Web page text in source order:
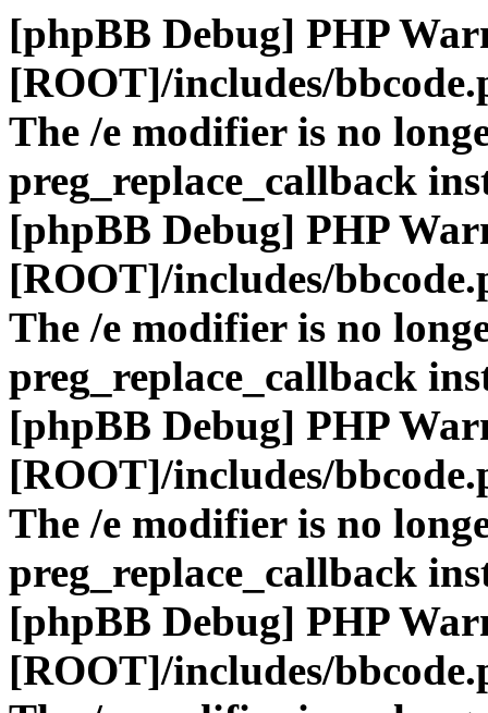
[phpBB Debug] PHP
[ROOT]/includes/
The /e modifier is no
preg_replace_callback
[phpBB Debug] PHP
[ROOT]/includes/
The /e modifier is no
preg_replace_callback
[phpBB Debug] PHP
[ROOT]/includes/
The /e modifier is no
preg_replace_callback
[phpBB Debug] PHP
[ROOT]/includes/